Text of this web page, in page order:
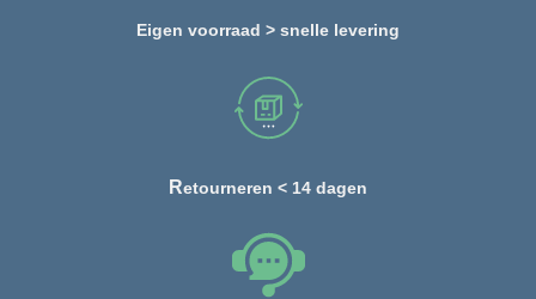
Eigen voorraad > snelle levering
Retourneren < 14 dagen